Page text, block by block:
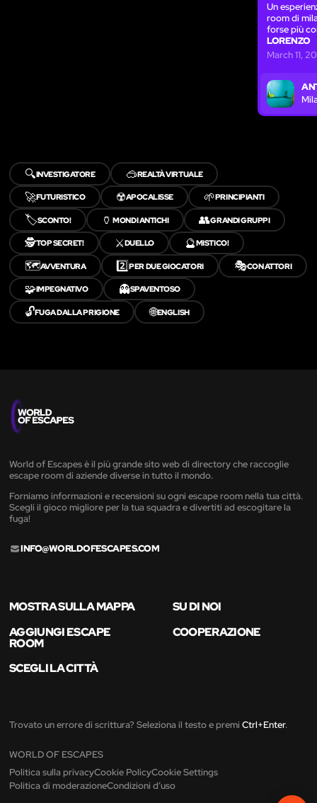
Un
room di
forse più
LORENZO
March 11,
🔍INVESTIGATORE 🥽REALTÀ VIRTUALE
🚀FUTURISTICO ☢️APOCALISSE 🌱PRINCIPIANTI
🏷️SCONTO! 🏺MONDI ANTICHI 👥GRANDI GRUPPI
🕵️TOP SECRET! ⚔️DUELLO 🔮MISTICO!
🗺️AVVENTURA 2️⃣PER DUE GIOCATORI 🎭CON ATTORI
🧩IMPEGNATIVO 👻SPAVENTOSO
🔓FUGA DALLA PRIGIONE 🌐ENGLISH
World of Escapes è il più grande sito web di directory che raccoglie
escape room di aziende diverse in tutto il mondo.
Forniamo informazioni e recensioni su ogni escape room nella tua città.
Scegli il gioco migliore per la tua squadra e divertiti ad escogitare la
fuga!
INFO@WORLDOFESCAPES.COM
MOSTRA SULLA MAPPA
SU DI NOI
AGGIUNGI ESCAPE
ROOM
COOPERAZIONE
SCEGLI LA CITTÀ
Trovato un errore di scrittura? Seleziona il testo e premi Ctrl+Enter.
WORLD OF ESCAPES
Politica sulla privacyCookie PolicyCookie Settings
Politica di moderazioneCondizioni d’uso